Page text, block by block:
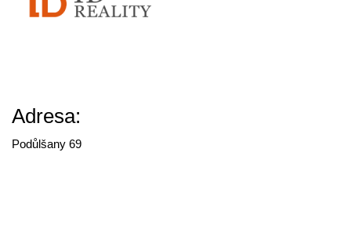
Adresa:
Podůlšany 69